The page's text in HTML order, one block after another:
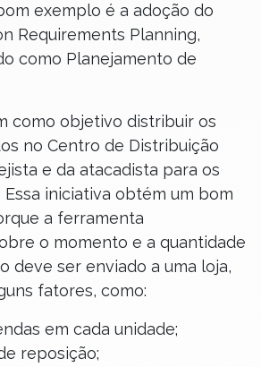
exemplo é a adoção do
Requirements Planning,
como Planejamento de
como objetivo distribuir os
no Centro de Distribuição
e da atacadista para os
iniciativa obtém um bom
a ferramenta
o momento e a quantidade
deve ser enviado a uma loja,
fatores, como:
em cada unidade;
reposição;